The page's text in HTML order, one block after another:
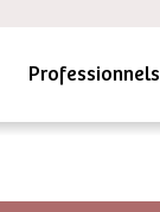
Professionnels